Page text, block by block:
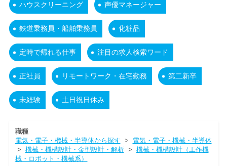
ハウスクリーニング 声優マネージャー
鉄道乗務員・船舶乗務員 化粧品
定時で帰れる仕事 注目の求人検索ワード
正社員 リモートワーク・在宅勤務 第二新卒
未経験 土日祝日休み
職種
電気・電子・機械・半導体から探す > 電気・電子・機械・半導体
> 機械・機構設計・金型設計・解析> 機械・機構設計（工作機
械・ロボット・機械系）